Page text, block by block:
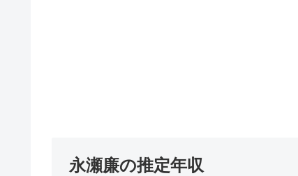
永瀬廉の推定年収